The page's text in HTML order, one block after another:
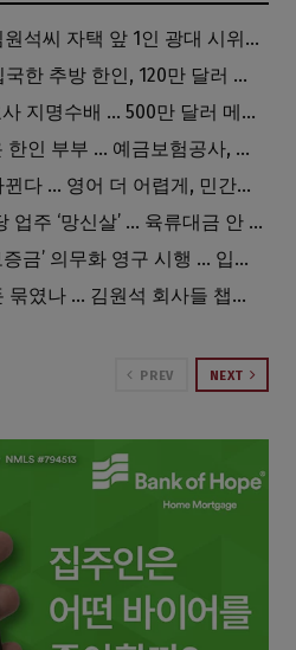
[화제] “내 돈 갚아라” 김원석씨 자택 앞 1인 광대 시위 … 한인 투자사, “108만 달러 못받아”
위조여권으로 미국 재입국한 추방 한인, 120만 달러 은행 사기 행각
연방 당국, LA 한인 간호사 지명수배 … 500만 달러 메디캐어 사기, 선고 직전 한국 도주
’10억 빚’ 안갚고 미국 온 한인 부부 … 예금보험공사, 미국서 소송
[이민]시민권 시험 확 바뀐다 … 영어 더 어렵게, 민간시험 도입 추진
[단독] OC 유명 한인식당 업주 ‘망신살’ … 육류대금 안 갚자 식당서 공개추심
[이민] 2만 달러 ‘비자 보증금’ 의무화 영구 시행 … 입국 문턱 더 높아진다.
[속보] 한인 투자자들 돈 묶였나 … 김원석 회사들 챕터7 강제파산·자진파산 잇따라 신청
PREV NEXT